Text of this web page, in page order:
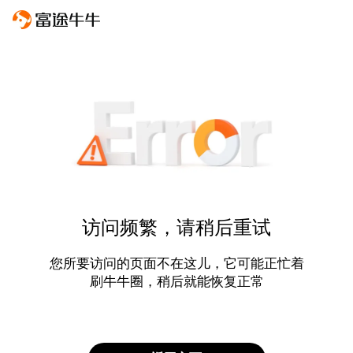
访问频繁，请稍后重试
您所要访问的页面不在这儿，它可能正忙着
刷牛牛圈，稍后就能恢复正常